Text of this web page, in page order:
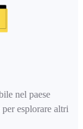
nel paese
esplorare altri